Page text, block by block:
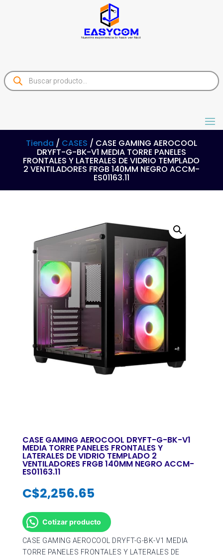
Products
search
Tienda / CASES / CASE GAMING AEROCOOL
DRYFT-G-BK-V1 MEDIA TORRE PANELES
FRONTALES Y LATERALES DE VIDRIO TEMPLADO
2 VENTILADORES FRGB 140MM NEGRO ACCM-
ES01163.11
CASE GAMING AEROCOOL DRYFT-G-BK-V1
MEDIA TORRE PANELES FRONTALES Y
LATERALES DE VIDRIO TEMPLADO 2
VENTILADORES FRGB 140MM NEGRO ACCM-
ES01163.11
C$2,256.65
Cotizar producto
CASE GAMING AEROCOOL DRYFT-G-BK-V1 MEDIA
TORRE PANELES FRONTALES Y LATERALES DE